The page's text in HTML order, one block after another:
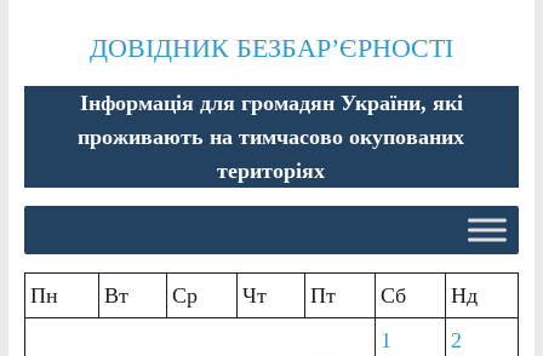
ДОВІДНИК БЕЗБАР’ЄРНОСТІ
Інформація для громадян України, які
проживають на тимчасово окупованих
територіях
Пн Вт Ср Чт Пт Сб
Нд
1
2